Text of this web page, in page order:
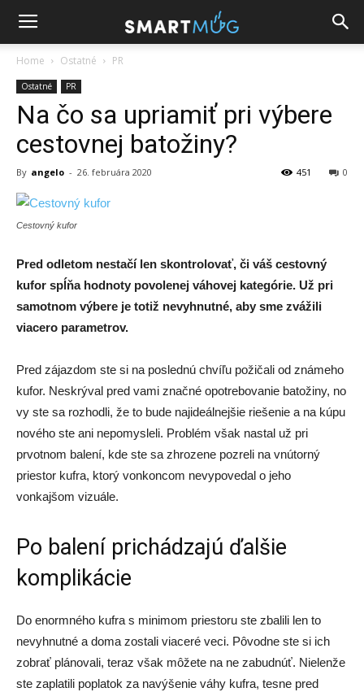
Home Ostatné PR
Ostatné PR
Na čo sa upriamiť pri výbere
cestovnej batožiny?
By angelo - 26. februára 2020 0
451
Cestovný kufor
Pred odletom nestačí len skontrolovať, či váš cestovný
kufor spĺňa hodnoty povolenej váhovej kategórie. Už pri
samotnom výbere je totiž nevyhnutné, aby sme zvážili
viacero parametrov.
Pred zájazdom ste si na poslednú chvíľu požičali od známeho
kufor. Neskrýval pred vami značné opotrebovanie batožiny, no
vy ste sa rozhodli, že to bude najideálnejšie riešenie a na kúpu
nového ste ani nepomysleli. Problém však nastal už pri
prvotnom balení, kde ste sa zhrozene pozreli na vnútorný
priestor kufra, ktorý vonkoncom nevypovedal o jeho
vonkajšom vizuále.
Po balení prichádzajú ďalšie
komplikácie
Do enormného kufra s minimom priestoru ste zbalili len to
nevyhnutné a doma zostali viaceré veci. Pôvodne ste si ich
zobrať plánovali, teraz však môžete na ne zabudnúť. Nielenže
ste zaplatili poplatok za navýšenie váhy kufra, tesne pred